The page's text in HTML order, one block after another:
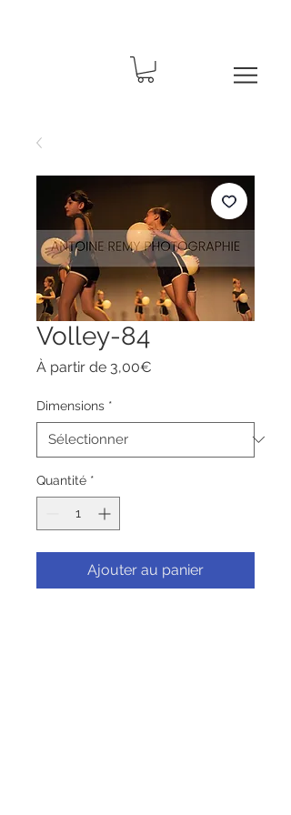
Volley-84
À partir de 3,00€
Dimensions *
Quantité *
Ajouter au panier